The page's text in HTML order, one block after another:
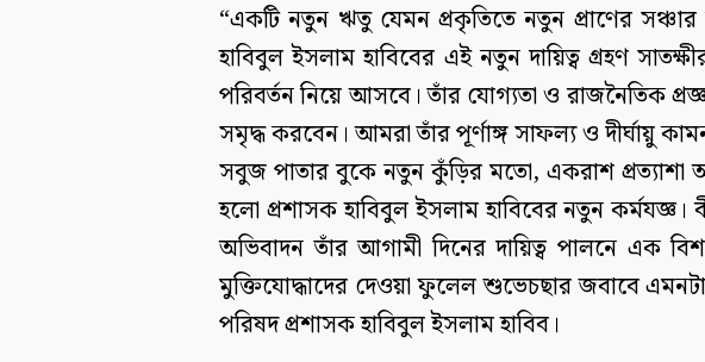
“একটি নতুন ঋতু যেমন প্রকৃতিতে নতুন প্রাণের
হাবিবুল ইসলাম হাবিবের এই নতুন দায়িত্ব গ্রহণ
পরিবর্তন নিয়ে আসবে। তাঁর যোগ্যতা ও রাজনৈতিক
সমৃদ্ধ করবেন। আমরা তাঁর পূর্ণাঙ্গ সাফল্য ও দীর্ঘায়ু
সবুজ পাতার বুকে নতুন কুঁড়ির মতো, একরাশ
হলো প্রশাসক হাবিবুল ইসলাম হাবিবের নতুন কর্মযজ্ঞ।
অভিবাদন তাঁর আগামী দিনের দায়িত্ব পালনে এক
মুক্তিযোদ্ধাদের দেওয়া ফুলেল শুভেচছার জবাবে
পরিষদ প্রশাসক হাবিবুল ইসলাম হাবিব।